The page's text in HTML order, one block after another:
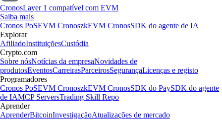
CronosLayer 1 compatível com EVM
Saiba mais
Cronos PoSEVM CronoszkEVM CronosSDK do agente de IA
Explorar
AfiliadoInstituiçõesCustódia
Crypto.com
Sobre nósNotícias da empresaNovidades de
produtosEventosCarreirasParceirosSegurançaLicenças e registo
Programadores
Cronos PoSEVM CronoszkEVM CronosSDK do PaySDK do agente
de IAMCP ServersTrading Skill Repo
Aprender
AprenderBitcoinInvestigaçãoAtualizações de mercado